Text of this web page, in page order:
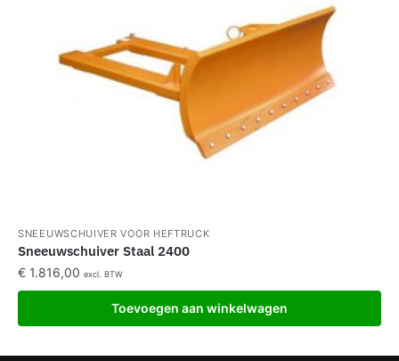
SNEEUWSCHUIVER VOOR HEFTRUCK
Sneeuwschuiver Staal 2400
€ 1.816,00 excl. BTW
Toevoegen aan winkelwagen